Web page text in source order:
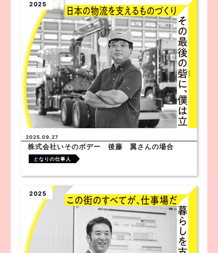
2025
2025.09.27
株式会社いそのボデー 後藤 翼さんの場合
となりの仕事人
2025